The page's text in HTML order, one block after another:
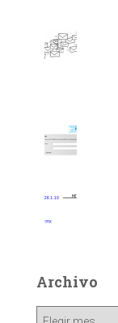
Archivo
Archivo